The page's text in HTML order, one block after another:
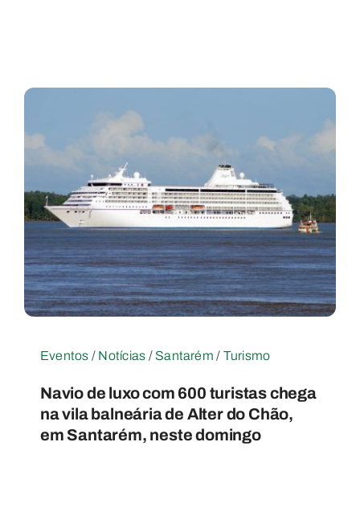
Eventos / Notícias / Santarém / Turismo
Navio de luxo com 600 turistas chega
na vila balneária de Alter do Chão,
em Santarém, neste domingo